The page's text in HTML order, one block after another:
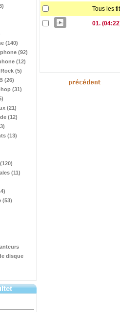
(140)
(92)
(12)
(5)
(26)
(31)
(21)
(12)
(13)
(11)
(53)
disque
Tous les
01.